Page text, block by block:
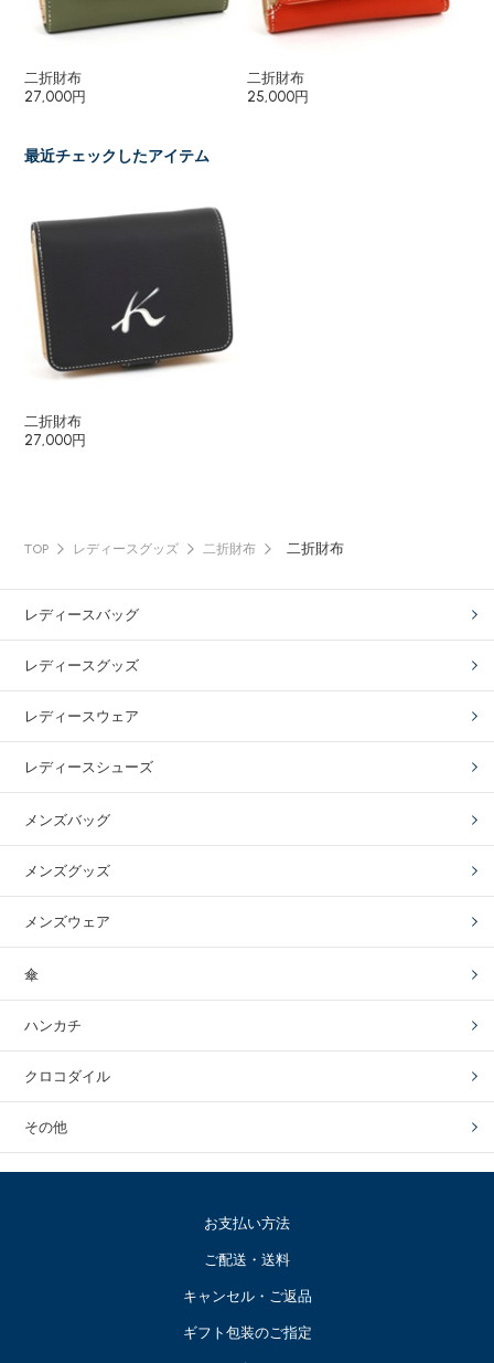
二折財布
27,000円
二折財布
25,000円
最近チェックしたアイテム
二折財布
27,000円
TOP レディースグッズ 二折財布 二折財布
レディースバッグ
レディースグッズ
レディースウェア
レディースシューズ
メンズバッグ
メンズグッズ
メンズウェア
傘
ハンカチ
クロコダイル
その他
お支払い方法
ご配送・送料
キャンセル・ご返品
ギフト包装のご指定